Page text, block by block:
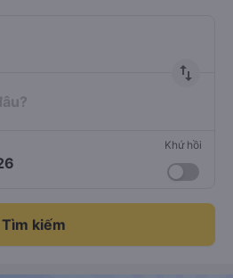
import_export
Khứ hồi
Tìm kiếm